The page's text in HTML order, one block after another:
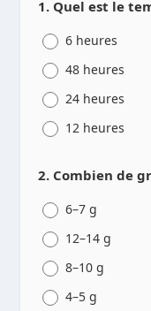
1. Quel est le
6 heures
48 heures
24 heures
12 heures
2. Combien de
6–7 g
12–14 g
8–10 g
4–5 g